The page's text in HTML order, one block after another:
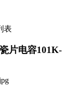
表
片电容101K-